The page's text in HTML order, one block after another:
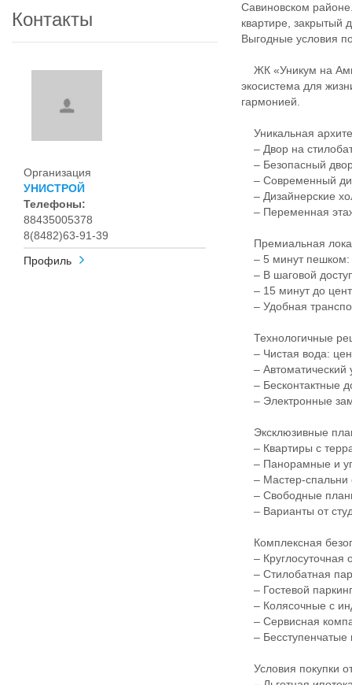
Контакты
Организация
УНИСТРОЙ
Телефоны:
88435005378
8(8482)63-91-39
Профиль
Савиновском
квартире, закрытый
Выгодные условия
ЖК «Уникум на
экосистема для
гармонией.
Уникальная
– Двор на
– Безопасный
– Современный
– Дизайнерские
– Переменная
Премиальная
– 5 минут пешком:
– В шаговой
– 15 минут до
– Удобная
Технологичные
– Чистая вода:
– Автоматический
– Бесконтактные
– Электронные
Эксклюзивные
– Квартиры с
– Панорамные и
– Мастер-спальни
– Свободные
– Варианты от
Комплексная
– Круглосуточная
– Стилобатная
– Гостевой
– Колясочные с
– Сервисная
– Бесступенчатые
Условия покупки